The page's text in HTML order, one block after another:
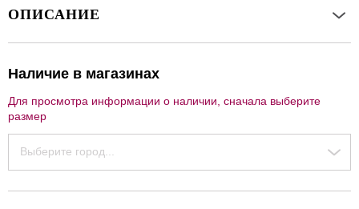
ОПИСАНИЕ
Наличие в магазинах
Для просмотра информации о наличии, сначала выберите
размер
Выберите город...